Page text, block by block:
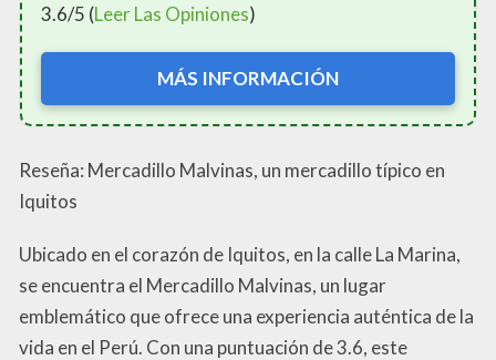
3.6/5 (Leer Las Opiniones)
MÁS INFORMACIÓN
Reseña: Mercadillo Malvinas, un mercadillo típico en
Iquitos
Ubicado en el corazón de Iquitos, en la calle La Marina,
se encuentra el Mercadillo Malvinas, un lugar
emblemático que ofrece una experiencia auténtica de la
vida en el Perú. Con una puntuación de 3.6, este